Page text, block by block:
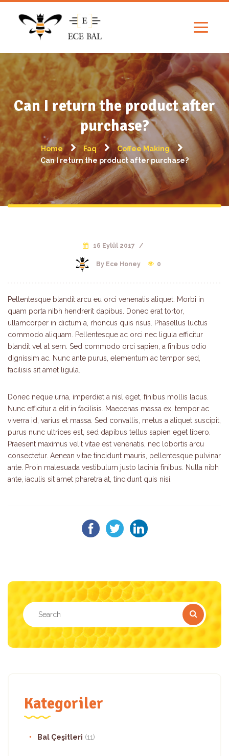
Can I return the product after
purchase?
Home Faq
Coffee Making
Can I return the product after purchase?
16 Eylül 2017 /
By Ece Honey 0
Pellentesque blandit arcu eu orci venenatis aliquet. Morbi in
quam porta nibh hendrerit dapibus. Donec erat tortor,
ullamcorper in dictum a, rhoncus quis risus. Phasellus luctus
commodo aliquam. Pellentesque ac orci nec ligula efficitur
blandit vel at sem. Sed commodo orci sapien, a finibus odio
dignissim ac. Nunc ante purus, elementum ac tempor sed,
facilisis sit amet ligula.
Donec neque urna, imperdiet a nisl eget, finibus mollis lacus.
Nunc efficitur a elit in facilisis. Maecenas massa ex, tempor ac
viverra id, varius et massa. Sed convallis, metus a aliquet suscipit,
purus nunc ultrices est, sed dapibus tellus sapien eget libero.
Praesent maximus velit vitae est venenatis, nec lobortis arcu
consectetur. Aenean vitae tincidunt mauris, pellentesque pulvinar
ante. Proin malesuada vestibulum justo lacinia finibus. Nulla nibh
ante, iaculis sit amet pharetra at, tincidunt quis nisi.
Kategoriler
Bal Çeşitleri (11)